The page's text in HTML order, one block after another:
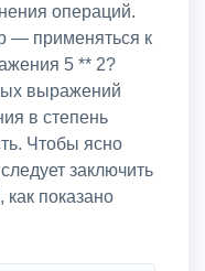
операций.
— применяться к
5 ** 2?
выражений
в степень
Чтобы ясно
заключить
как показано